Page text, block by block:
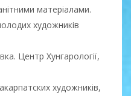
матеріалами.
художників
Центр Хунгарології,
художників,